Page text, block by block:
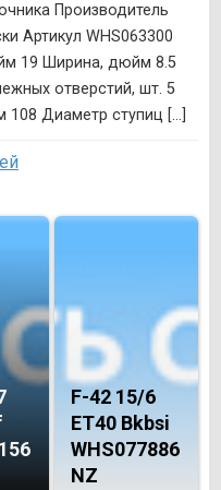
Производитель
Артикул WHS063300
19 Ширина, дюйм 8.5
отверстий, шт. 5
Диаметр ступиц [...]
F-42 15/6
ET40 Bkbsi
WHS077886
NZ